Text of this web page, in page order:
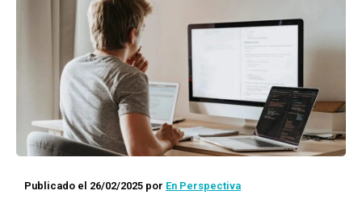
Publicado el 26/02/2025 por En Perspectiva